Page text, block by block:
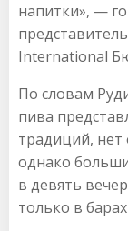
напитки», —
International
По словам
пива
традиций, нет
однако
в девять
только в